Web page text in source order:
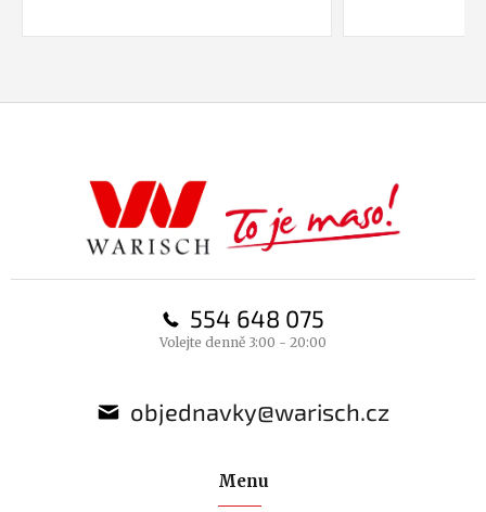
554 648 075
Volejte denně 3:00 - 20:00
objednavky@warisch.cz
Menu